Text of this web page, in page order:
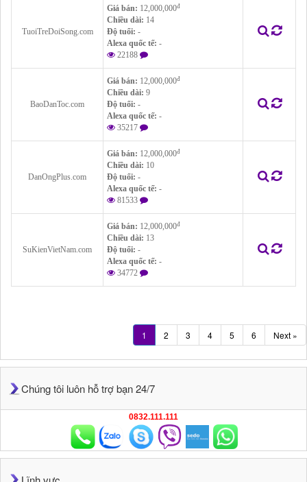
TuoiTreDoiSong.com
Giá bán: 12,000,000đ
Chiều dài: 14
Độ tuổi: -
Alexa quốc tế: -
22188
BaoDanToc.com
Giá bán: 12,000,000đ
Chiều dài: 9
Độ tuổi: -
Alexa quốc tế: -
35217
DanOngPlus.com
Giá bán: 12,000,000đ
Chiều dài: 10
Độ tuổi: -
Alexa quốc tế: -
81533
SuKienVietNam.com
Giá bán: 12,000,000đ
Chiều dài: 13
Độ tuổi: -
Alexa quốc tế: -
34772
1 2 3 4 5 6 Next »
Chúng tôi luôn hỗ trợ bạn 24/7
0832.111.111